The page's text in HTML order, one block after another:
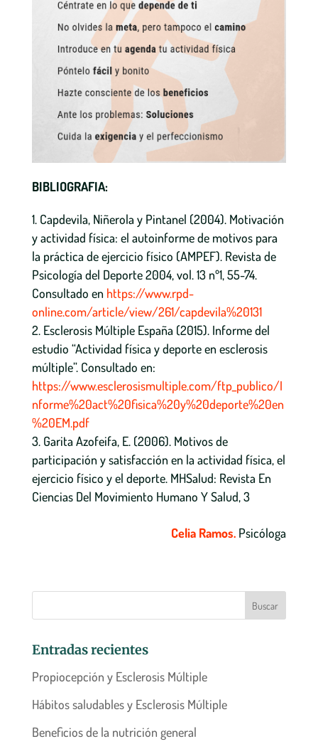
BIBLIOGRAFIA:
Capdevila, Niñerola y Pintanel (2004). Motivación
y actividad física: el autoinforme de motivos para
la práctica de ejercicio físico (AMPEF). Revista de
Psicología del Deporte 2004, vol. 13 nº1, 55-74.
Consultado en https://www.rpd-
online.com/article/view/261/capdevila%20131
Esclerosis Múltiple España (2015). Informe del
estudio “Actividad física y deporte en esclerosis
múltiple”. Consultado en:
https://www.esclerosismultiple.com/ftp_publico/I
nforme%20act%20fisica%20y%20deporte%20en
%20EM.pdf
Garita Azofeifa, E. (2006). Motivos de
participación y satisfacción en la actividad física, el
ejercicio físico y el deporte. MHSalud: Revista En
Ciencias Del Movimiento Humano Y Salud, 3
Celia Ramos. Psicóloga
Entradas recientes
Propiocepción y Esclerosis Múltiple
Hábitos saludables y Esclerosis Múltiple
Beneficios de la nutrición general